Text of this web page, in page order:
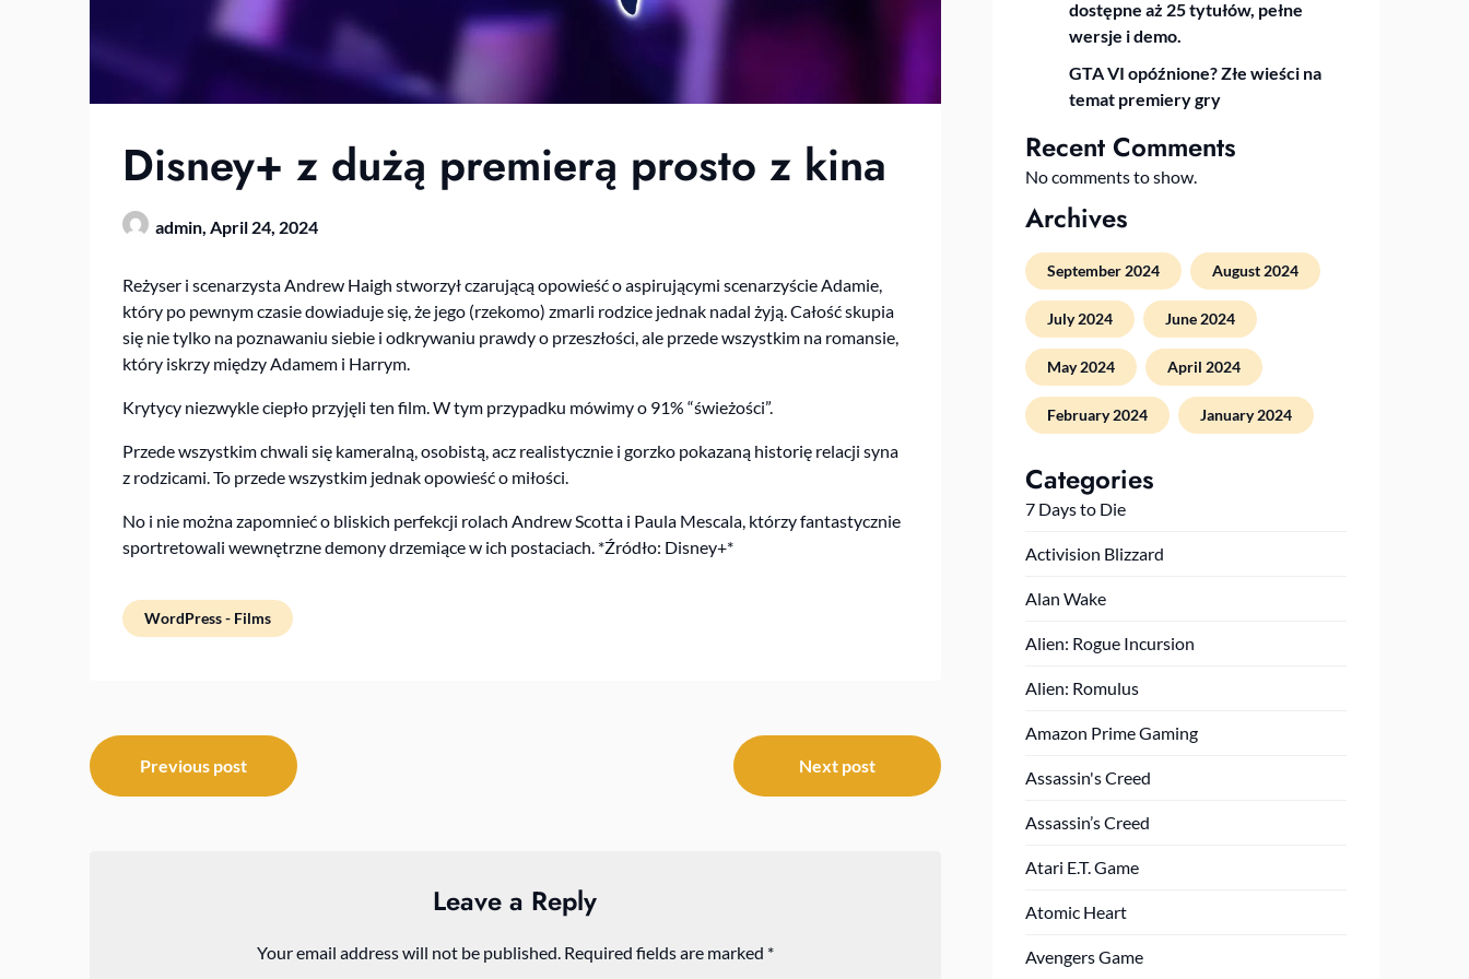
Disney+ z dużą premierą prosto z kina
admin, April 24, 2024
Reżyser i scenarzysta Andrew Haigh stworzył czarującą opowieść o aspirującymi scenarzyście Adamie,
który po pewnym czasie dowiaduje się, że jego (rzekomo) zmarli rodzice jednak nadal żyją. Całość skupia
się nie tylko na poznawaniu siebie i odkrywaniu prawdy o przeszłości, ale przede wszystkim na romansie,
który iskrzy między Adamem i Harrym.
Krytycy niezwykle ciepło przyjęli ten film. W tym przypadku mówimy o 91% “świeżości”.
Przede wszystkim chwali się kameralną, osobistą, acz realistycznie i gorzko pokazaną historię relacji syna
z rodzicami. To przede wszystkim jednak opowieść o miłości.
No i nie można zapomnieć o bliskich perfekcji rolach Andrew Scotta i Paula Mescala, którzy fantastycznie
sportretowali wewnętrzne demony drzemiące w ich postaciach. *Źródło: Disney+*
WordPress - Films
Post
navigation
Previous post Next post
Leave a Reply
Your email address will not be published. Required fields are marked *
dostępne aż 25 tytułów, pełne
wersje i demo.
GTA VI opóźnione? Złe wieści na
temat premiery gry
Recent Comments
No comments to show.
Archives
September 2024 August 2024
July 2024 June 2024
May 2024 April 2024
February 2024 January 2024
Categories
7 Days to Die
Activision Blizzard
Alan Wake
Alien: Rogue Incursion
Alien: Romulus
Amazon Prime Gaming
Assassin's Creed
Assassin’s Creed
Atari E.T. Game
Atomic Heart
Avengers Game